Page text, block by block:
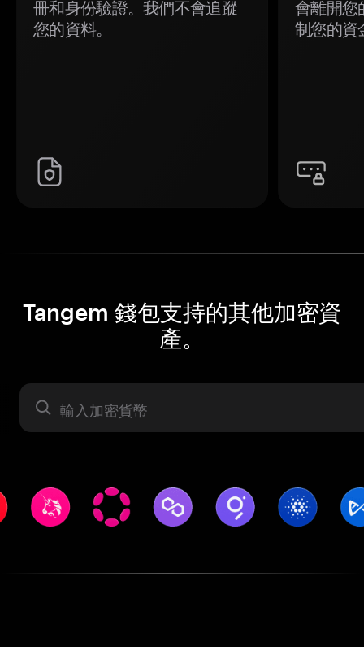
冊和身份驗證。我們不會追蹤
您的資料。
會離開您
制您的資
Tangem 錢包支持的其他加密資
產。
資產